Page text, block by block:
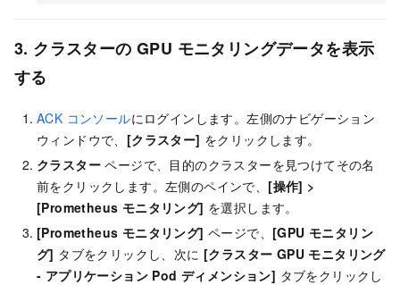
3. クラスターの GPU モニタリングデータを表示
する
ACK コンソールにログインします。左側のナビゲーション
ウィンドウで、 [クラスター] をクリックします。
クラスター ページで、目的のクラスターを見つけてその名
前をクリックします。左側のペインで、 [操作] >
[Prometheus モニタリング] を選択します。
[Prometheus モニタリング] ページで、 [GPU モニタリン
グ] タブをクリックし、次に [クラスター GPU モニタリング
- アプリケーション Pod ディメンション] タブをクリックし